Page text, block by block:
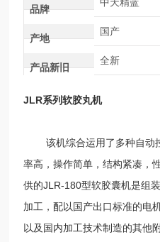
品牌
产地
国产
产品新旧
全新
JLR系列软胶丸机
该机综合运用了多种自动
率高，操作简单，结构紧凑，
供的JLR-180型软胶囊机是组
加工，配以国产出口标准的电
以及国内加工技术制造的其他